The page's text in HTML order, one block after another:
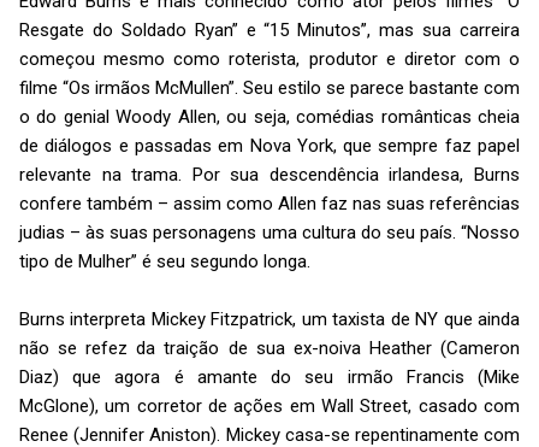
Resgate do Soldado Ryan” e “15 Minutos”, mas sua carreira
começou mesmo como roterista, produtor e diretor com o
filme “Os irmãos McMullen”. Seu estilo se parece bastante com
o do genial Woody Allen, ou seja, comédias românticas cheia
de diálogos e passadas em Nova York, que sempre faz papel
relevante na trama. Por sua descendência irlandesa, Burns
confere também – assim como Allen faz nas suas referências
judias – às suas personagens uma cultura do seu país. “Nosso
tipo de Mulher” é seu segundo longa.
Burns interpreta Mickey Fitzpatrick, um taxista de NY que ainda
não se refez da traição de sua ex-noiva Heather (Cameron
Diaz) que agora é amante do seu irmão Francis (Mike
McGlone), um corretor de ações em Wall Street, casado com
Renee (Jennifer Aniston). Mickey casa-se repentinamente com